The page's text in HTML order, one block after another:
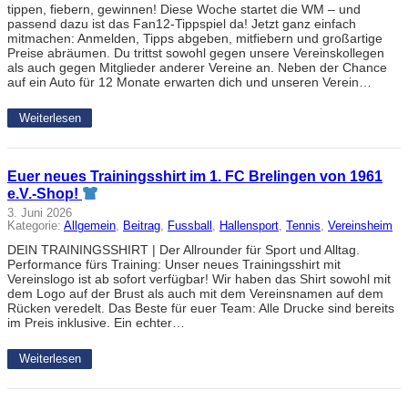
tippen, fiebern, gewinnen! Diese Woche startet die WM – und
passend dazu ist das Fan12-Tippspiel da! Jetzt ganz einfach
mitmachen: Anmelden, Tipps abgeben, mitfiebern und großartige
Preise abräumen. Du trittst sowohl gegen unsere Vereinskollegen
als auch gegen Mitglieder anderer Vereine an. Neben der Chance
auf ein Auto für 12 Monate erwarten dich und unseren Verein…
Weiterlesen
Euer neues Trainingsshirt im 1. FC Brelingen von 1961
e.V.-Shop!
3. Juni 2026
Kategorie: Allgemein, Beitrag, Fussball , Hallensport, Tennis, Vereinsheim
DEIN TRAININGSSHIRT | Der Allrounder für Sport und Alltag.
Performance fürs Training: Unser neues Trainingsshirt mit
Vereinslogo ist ab sofort verfügbar! Wir haben das Shirt sowohl mit
dem Logo auf der Brust als auch mit dem Vereinsnamen auf dem
Rücken veredelt. Das Beste für euer Team: Alle Drucke sind bereits
im Preis inklusive. Ein echter…
Weiterlesen